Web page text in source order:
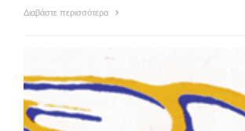
Διαβάστε περισσότερα